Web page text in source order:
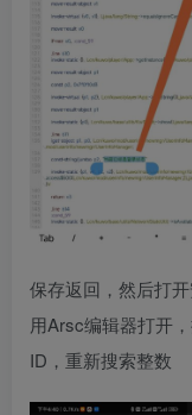
保存返回，然后打
用Arsc编辑器打开
ID，重新搜索整数